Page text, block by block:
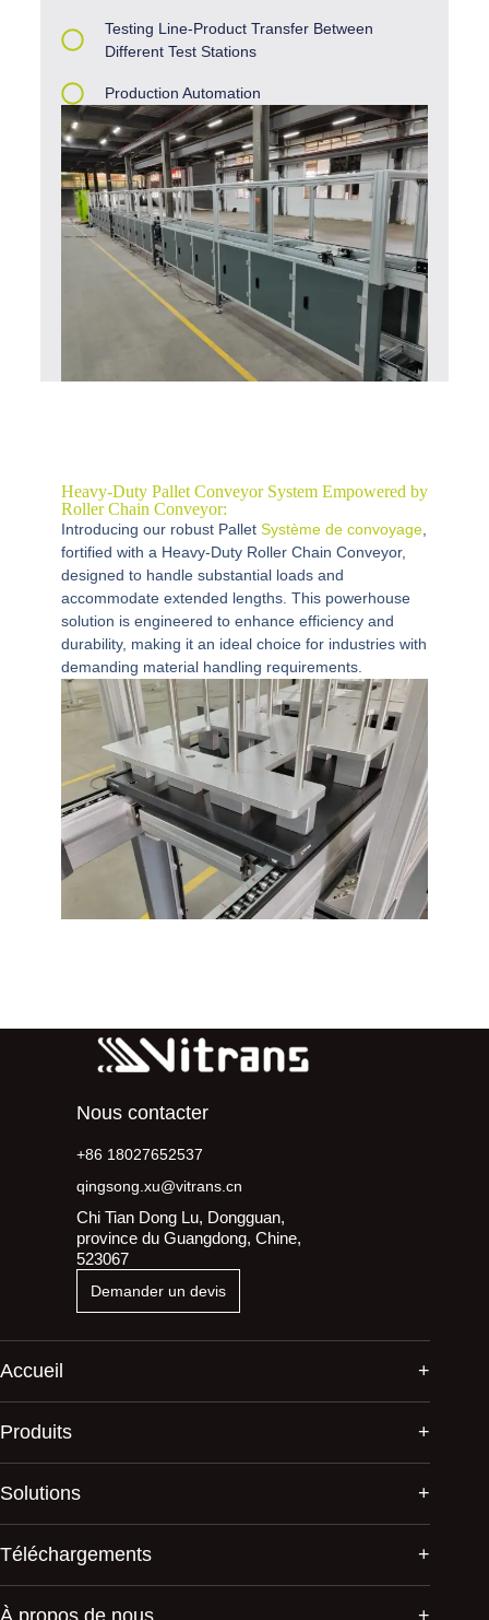
Testing Line-Product Transfer Between
Different Test Stations
Production Automation
Heavy-Duty Pallet Conveyor System Empowered by
Roller Chain Conveyor:
Introducing our robust Pallet Système de convoyage,
fortified with a Heavy-Duty Roller Chain Conveyor,
designed to handle substantial loads and
accommodate extended lengths. This powerhouse
solution is engineered to enhance efficiency and
durability, making it an ideal choice for industries with
demanding material handling requirements.
Nous contacter
+86 18027652537
qingsong.xu@vitrans.cn
Chi Tian Dong Lu, Dongguan,
province du Guangdong, Chine,
523067
Demander un devis
Accueil
Produits
Solutions
Téléchargements